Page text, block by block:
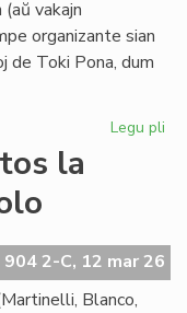
vakajn
organizante sian
de Toki Pona, dum
Legu pli
la
904 2-C, 12 mar 26
Blanco,